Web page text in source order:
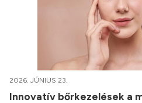
2026. JÚNIUS 23.
Innovatív bőrkezelések a